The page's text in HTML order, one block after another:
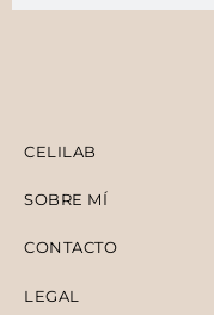
CELILAB
SOBRE MÍ
CONTACTO
LEGAL